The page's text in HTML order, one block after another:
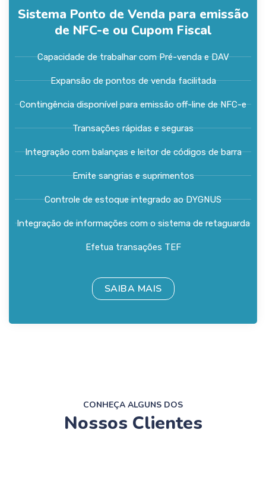
Sistema Ponto de Venda para emissão
de NFC-e ou Cupom Fiscal
Capacidade de trabalhar com Pré-venda e DAV
Expansão de pontos de venda facilitada
Contingência disponível para emissão off-line de NFC-e
Transações rápidas e seguras
Integração com balanças e leitor de códigos de barra
Emite sangrias e suprimentos
Controle de estoque integrado ao DYGNUS
Integração de informações com o sistema de retaguarda
Efetua transações TEF
SAIBA MAIS
CONHEÇA ALGUNS DOS
Nossos Clientes